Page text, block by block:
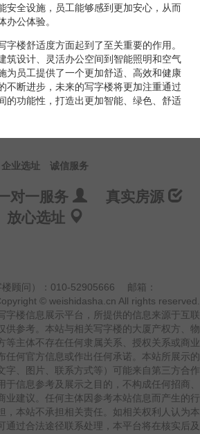
安全设施，员工能够感到更加安心，从而
办公体验。
字楼舒适度方面起到了至关重要的作用。
筑设计、灵活办公空间到智能照明和空气
为员工提供了一个更加舒适、高效和健康
不断进步，未来的写字楼将更加注重通过
的功能性，打造出更加智能、绿色、舒适
企业选址 诚信服务
对一服务
真实房源
放心选址
顾问）：010-52905666
邮箱：
© weishidasha.cn All rights reserved.
字楼信息展示平台，所提供的信息来源于互联
供参考。本站与相关写字楼的大厦产权方、物
等主体不存在任何隶属关系、授权关系或商业
任何官方信息或作出任何承诺。本站所展示的
字、图片、联系方式等）可能来自第三方合作
于信息参考及展示之目的，不构成任何招商、
业建议。任何主体因参考本站信息而产生的行
，本站不承担相关责任。如相关权利人认为本
通过合法途径联系处理，本平台将在核实后及